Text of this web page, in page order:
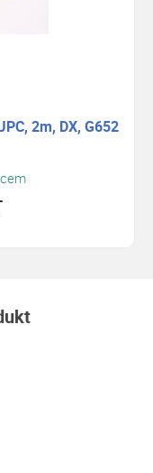
2m, DX, G652